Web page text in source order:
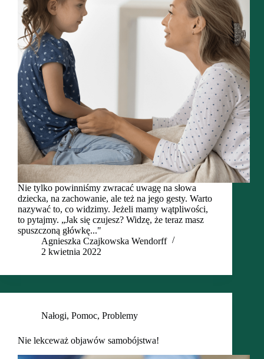
Nie tylko powinniśmy zwracać uwagę na słowa
dziecka, na zachowanie, ale też na jego gesty. Warto
nazywać to, co widzimy. Jeżeli mamy wątpliwości,
to pytajmy. „Jak się czujesz? Widzę, że teraz masz
spuszczoną główkę..."
Agnieszka Czajkowska Wendorff
2 kwietnia 2022
Nałogi, Pomoc, Problemy
Nie lekceważ objawów samobójstwa!